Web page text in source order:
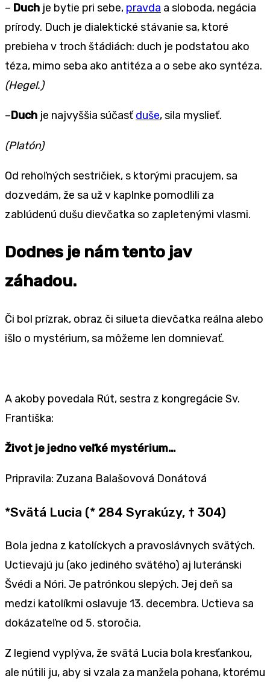
– Duch je bytie pri sebe, pravda a sloboda, negácia
prírody. Duch je dialektické stávanie sa, ktoré
prebieha v troch štádiách: duch je podstatou ako
téza, mimo seba ako antitéza a o sebe ako syntéza.
(Hegel.)
–Duch je najvyššia súčasťduše, sila myslieť.
(Platón)
Od rehoľných sestričiek, s ktorými pracujem, sa
dozvedám, že sa už v kaplnke pomodlili za
zablúdenú dušu dievčatka so zapletenými vlasmi.
Dodnes je nám tento jav
záhadou.
Či bol prízrak, obraz či silueta dievčatka reálna alebo
išlo o mystérium, sa môžeme len domnievať.
A akoby povedala Rút, sestra z kongregácie Sv.
Františka:
Život je jedno veľké mystérium…
Pripravila: Zuzana Balašovová Donátová
*Svätá Lucia (* 284 Syrakúzy, † 304)
Bola jedna z katolíckych a pravoslávnych svätých.
Uctievajú ju (ako jediného svätého) aj luteránski
Švédi a Nóri. Je patrónkou slepých. Jej deň sa
medzi katolíkmi oslavuje 13. decembra. Uctieva sa
dokázateľne od 5. storočia.
Z legiend vyplýva, že svätá Lucia bola kresťankou,
ale nútili ju, aby si vzala za manžela pohana, ktorému